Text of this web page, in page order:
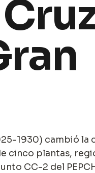
1930) cambió la
cinco plantas,
CC-2 del